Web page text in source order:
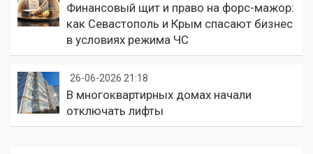
Финансовый щит и право на форс-мажор:
как Севастополь и Крым спасают бизнес
в условиях режима ЧС
26-06-2026 21:18
В многоквартирных домах начали
отключать лифты